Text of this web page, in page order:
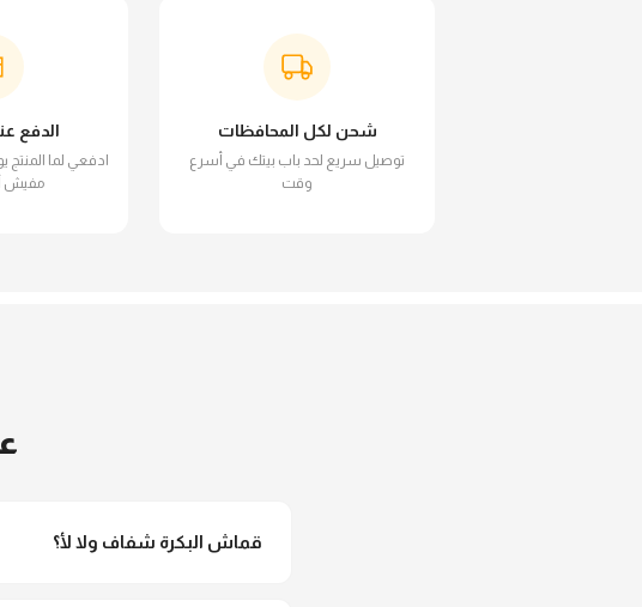
شحن لكل المحافظات
توصيل سريع لحد باب بيتك في أسرع
وقت
الدفع
ادفعي لما
مفيش
قماش البكرة شفاف ولا لأ؟